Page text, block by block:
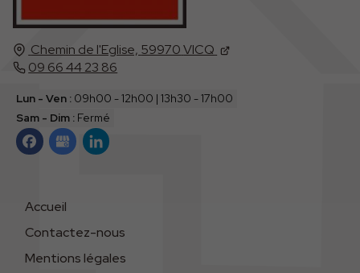
Chemin de l'Eglise, 59970VICQ
09 66 44 23 86
Lun - Ven : 09h00 - 12h00 | 13h30 - 17h00
Sam - Dim : Fermé
Accueil
Contactez-nous
Mentions légales